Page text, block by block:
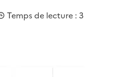
Temps de lecture : 3